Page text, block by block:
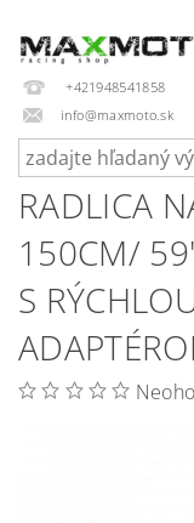
+421948541858
info@maxmoto.sk
RADLICA
150CM/
S